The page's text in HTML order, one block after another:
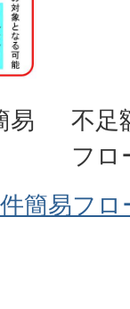
易
不足
フロ
簡易フ